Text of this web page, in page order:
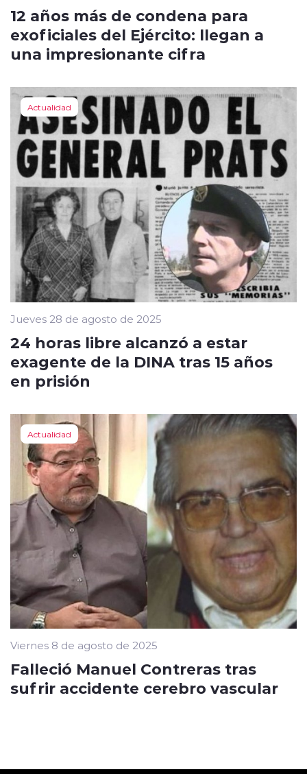
12 años más de condena para
exoficiales del Ejército: llegan a
una impresionante cifra
Actualidad
Jueves 28 de agosto de 2025
24 horas libre alcanzó a estar
exagente de la DINA tras 15 años
en prisión
Actualidad
Viernes 8 de agosto de 2025
Falleció Manuel Contreras tras
sufrir accidente cerebro vascular